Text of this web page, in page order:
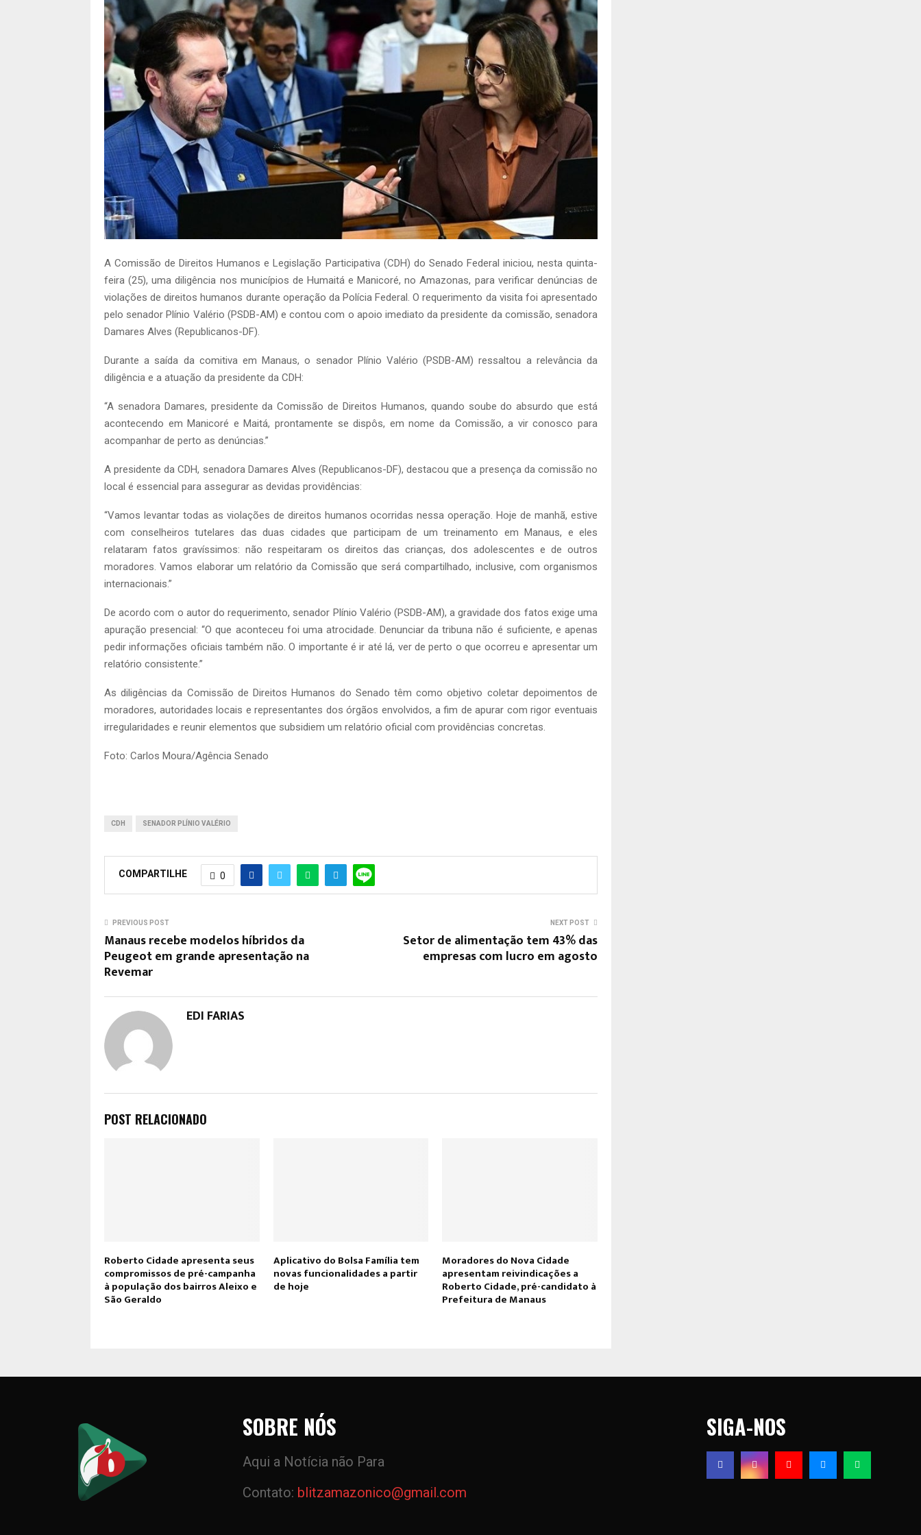
A Comissão de Direitos Humanos e Legislação Participativa (CDH) do Senado Federal iniciou, nesta quinta-
feira (25), uma diligência nos municípios de Humaitá e Manicoré, no Amazonas, para verificar denúncias de
violações de direitos humanos durante operação da Polícia Federal. O requerimento da visita foi apresentado
pelo senador Plínio Valério (PSDB-AM) e contou com o apoio imediato da presidente da comissão, senadora
Damares Alves (Republicanos-DF).
Durante a saída da comitiva em Manaus, o senador Plínio Valério (PSDB-AM) ressaltou a relevância da
diligência e a atuação da presidente da CDH:
“A senadora Damares, presidente da Comissão de Direitos Humanos, quando soube do absurdo que está
acontecendo em Manicoré e Maitá, prontamente se dispôs, em nome da Comissão, a vir conosco para
acompanhar de perto as denúncias.”
A presidente da CDH, senadora Damares Alves (Republicanos-DF), destacou que a presença da comissão no
local é essencial para assegurar as devidas providências:
“Vamos levantar todas as violações de direitos humanos ocorridas nessa operação. Hoje de manhã, estive
com conselheiros tutelares das duas cidades que participam de um treinamento em Manaus, e eles
relataram fatos gravíssimos: não respeitaram os direitos das crianças, dos adolescentes e de outros
moradores. Vamos elaborar um relatório da Comissão que será compartilhado, inclusive, com organismos
internacionais.”
De acordo com o autor do requerimento, senador Plínio Valério (PSDB-AM), a gravidade dos fatos exige uma
apuração presencial: “O que aconteceu foi uma atrocidade. Denunciar da tribuna não é suficiente, e apenas
pedir informações oficiais também não. O importante é ir até lá, ver de perto o que ocorreu e apresentar um
relatório consistente.”
As diligências da Comissão de Direitos Humanos do Senado têm como objetivo coletar depoimentos de
moradores, autoridades locais e representantes dos órgãos envolvidos, a fim de apurar com rigor eventuais
irregularidades e reunir elementos que subsidiem um relatório oficial com providências concretas.
Foto: Carlos Moura/Agência Senado
CDH SENADOR PLÍNIO VALÉRIO
COMPARTILHE 0
PREVIOUS POST
Manaus recebe modelos híbridos da
Peugeot em grande apresentação na
Revemar
NEXT POST
Setor de alimentação tem 43% das
empresas com lucro em agosto
EDI FARIAS
POST RELACIONADO
Roberto Cidade apresenta seus
compromissos de pré-campanha
à população dos bairros Aleixo e
São Geraldo
Aplicativo do Bolsa Família tem
novas funcionalidades a partir
de hoje
Moradores do Nova Cidade
apresentam reivindicações a
Roberto Cidade, pré-candidato à
Prefeitura de Manaus
SOBRE NÓS
Aqui a Notícia não Para
Contato: blitzamazonico@gmail.com
SIGA-NOS